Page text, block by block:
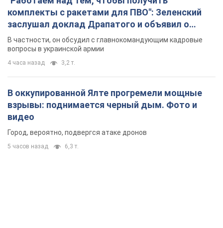
взрывы: поднимается черный дым. Фото и
видео
5 часов назад 6,3 т.